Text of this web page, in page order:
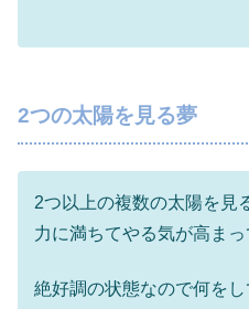
2つの太陽を見る夢
2つ以上の複数の太陽を見
力に満ちてやる気が高まっ
絶好調の状態なので何を